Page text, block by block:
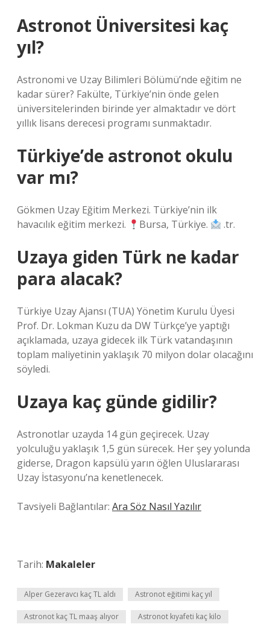
Astronot Üniversitesi kaç
yıl?
Astronomi ve Uzay Bilimleri Bölümü’nde eğitim ne
kadar sürer? Fakülte, Türkiye’nin önde gelen
üniversitelerinden birinde yer almaktadır ve dört
yıllık lisans derecesi programı sunmaktadır.
Türkiye’de astronot okulu
var mı?
Gökmen Uzay Eğitim Merkezi. Türkiye’nin ilk
havacılık eğitim merkezi.
Bursa, Türkiye. .tr.
Uzaya giden Türk ne kadar
para alacak?
Türkiye Uzay Ajansı (TUA) Yönetim Kurulu Üyesi
Prof. Dr. Lokman Kuzu da DW Türkçe’ye yaptığı
açıklamada, uzaya gidecek ilk Türk vatandaşının
toplam maliyetinin yaklaşık 70 milyon dolar olacağını
söyledi.
Uzaya kaç günde gidilir?
Astronotlar uzayda 14 gün geçirecek. Uzay
yolculuğu yaklaşık 1,5 gün sürecek. Her şey yolunda
giderse, Dragon kapsülü yarın öğlen Uluslararası
Uzay İstasyonu’na kenetlenecek.
Tavsiyeli Bağlantılar: Ara Söz Nasıl Yazılır
Tarih: Makaleler
Alper Gezeravcı kaç TL aldı Astronot eğitimi kaç yıl
Astronot kaç TL maaş alıyor Astronot kıyafeti kaç kilo